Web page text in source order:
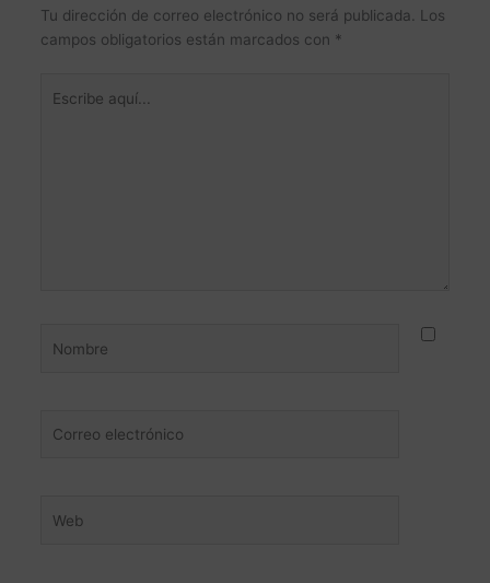
Tu dirección de correo electrónico no será publicada.
Los
campos obligatorios están marcados con *
aquí...
electrónico